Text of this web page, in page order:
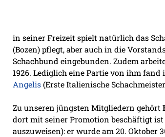
in seiner Freizeit spielt natürlich das
(Bozen) pflegt, aber auch in die
Schachbund eingebunden. Zudem
1926. Lediglich eine Partie von ihm
Angelis(Erste Italienische
Zu unseren jüngsten Mitgliedern gehört
dort mit seiner Promotion beschäftigt
auszuweisen): er wurde am 20.